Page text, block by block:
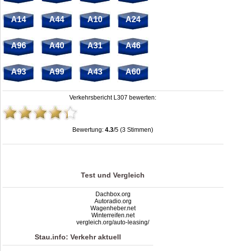
A14 A44 A10 A24
A96 A40 A31 A46
A93 A99 A43 A60
Verkehrsbericht L307 bewerten:
Bewertung:4.3/5 (3 Stimmen)
Stau L307: Unfälle, Sperrung & Baustellen | Staumelder L307 ,4.3out of5based
Test und Vergleich
Dachbox.org
Autoradio.org
Wagenheber.net
Winterreifen.net
vergleich.org/auto-leasing/
Stau.info: Verkehr aktuell